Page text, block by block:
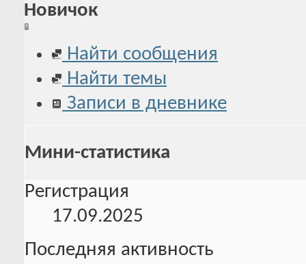
Новичок
Найти сообщения
Найти темы
Записи в дневнике
Мини-статистика
Регистрация
17.09.2025
Последняя активность